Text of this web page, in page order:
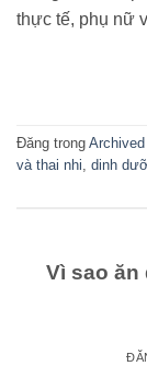
thực tế, phụ nữ
Đăng trong Archived
và thai nhi, dinh
Vì sao